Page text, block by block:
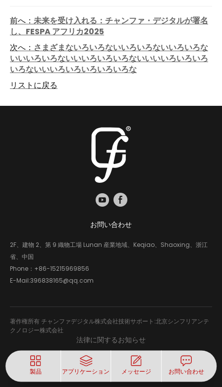
前へ： 未来を受け入れる：チャンファ・デジタルが署名
し、FESPA アフリカ2025
次へ： さまざまないろいろないいろいろないいろいろな
いいいろいろないいいろいろいろないいいいろいろいろ
いろないいいろいろいろいろいろな
リストに戻る
お問い合わせ
2F、建物 2、第 9 織物工場 Lunan 産業地域、Keqiao、Shaoxing、浙江
省、中国
Phone： +86-15215969856
E-Mail:396838165@qq.com
著作権所有 チャンファデジタル株式会社技術サポート:北京シンフリアンテ
クノロジー株式会社
法律に関するお知らせ
製品 アプリケーション メッセージ お問い合わせ